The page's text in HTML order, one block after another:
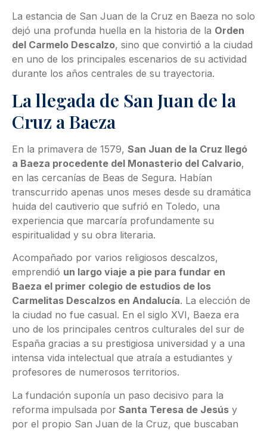
La estancia de San Juan de la Cruz en Baeza no solo
dejó una profunda huella en la historia de la Orden
del Carmelo Descalzo, sino que convirtió a la ciudad
en uno de los principales escenarios de su actividad
durante los años centrales de su trayectoria.
La llegada de San Juan de la
Cruz a Baeza
En la primavera de 1579, San Juan de la Cruz llegó
a Baeza procedente del Monasterio del Calvario,
en las cercanías de Beas de Segura. Habían
transcurrido apenas unos meses desde su dramática
huida del cautiverio que sufrió en Toledo, una
experiencia que marcaría profundamente su
espiritualidad y su obra literaria.
Acompañado por varios religiosos descalzos,
emprendió un largo viaje a pie para fundar en
Baeza el primer colegio de estudios de los
Carmelitas Descalzos en Andalucía. La elección de
la ciudad no fue casual. En el siglo XVI, Baeza era
uno de los principales centros culturales del sur de
España gracias a su prestigiosa universidad y a una
intensa vida intelectual que atraía a estudiantes y
profesores de numerosos territorios.
La fundación suponía un paso decisivo para la
reforma impulsada por Santa Teresa de Jesús y
por el propio San Juan de la Cruz, que buscaban